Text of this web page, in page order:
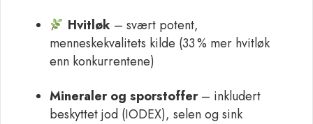
Hvitløk– svært potent,
menneskekvalitets kilde (33 % mer hvitløk
enn konkurrentene)
Mineraler og sporstoffer– inkludert
beskyttet jod (IODEX), selen og sink